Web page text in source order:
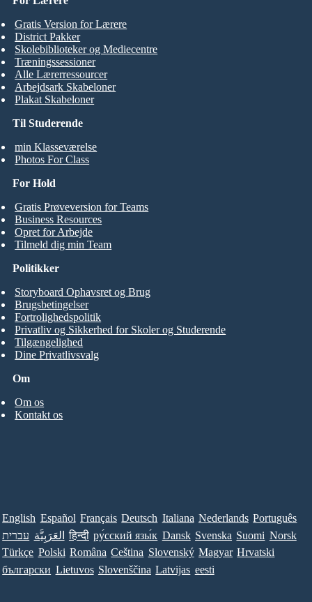
Til Studerende
min Klasseværelse
Photos For Class
Gratis Version for Lærere
District Pakker
Skolebiblioteker og Mediecentre
Træningssessioner
Alle Lærerressourcer
Arbejdsark Skabeloner
Plakat Skabeloner
For Hold
Gratis Prøveversion for Teams
Business Resources
Opret for Arbejde
Tilmeld dig min Team
Om
Om os
Kontakt os
Politikker
Storyboard Ophavsret og Brug
Brugsbetingelser
Fortrolighedspolitik
Privatliv og Sikkerhed for Skoler og Studerende
Tilgængelighed
Dine Privatlivsvalg
English Español Français Deutsch Italiana Nederlands Português
עברית العَرَبِيَّة हिन्दी ру́сский язы́к Dansk Svenska Suomi Norsk
Türkçe Polski Româna Ceština Slovenský Magyar Hrvatski
български Lietuvos Slovenščina Latvijas eesti